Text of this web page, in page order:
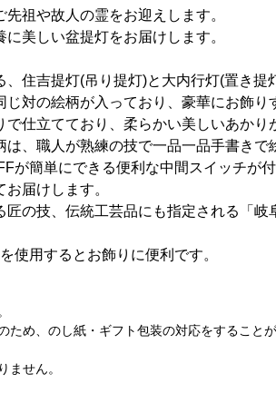
祖や故人の霊をお迎えします。
美しい盆提灯をお届けします。
住吉提灯(吊り提灯)と大内行灯(置き提
対の絵柄が入っており、豪華にお飾り
仕立てており、柔らかい美しいあかり
、職人が熟練の技で一品一品手書きで
が簡単にできる便利な中間スイッチが付
届けします。
の技、伝統工芸品にも指定される「岐
を使用するとお飾りに便利です。
ため、のし紙・ギフト包装の対応をすること
ません。